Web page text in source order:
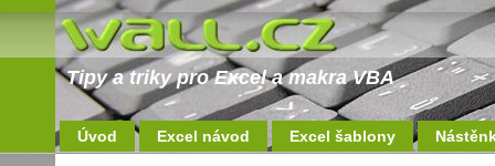
Tipy a triky pro Excel a makra VBA
Úvod Excel návod Excel šablony